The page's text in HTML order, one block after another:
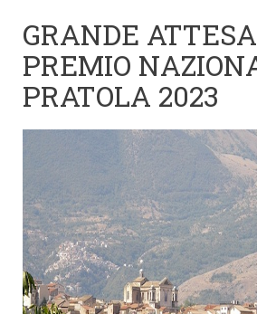
GRANDE
PREMIO
PRATOLA 2023